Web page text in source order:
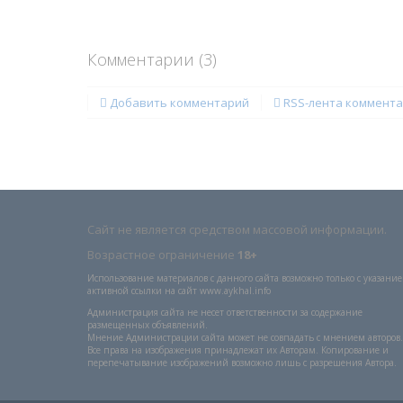
Комментарии (3)
Добавить комментарий RSS-лента
Сайт не является средством массовой информации.
Возрастное ограничение 18+
Использование материалов с данного сайта возможно только с
активной ссылки на сайт www.aykhal.info
Администрация сайта не несет ответственности за содержание
размещенных объявлений.
Мнение Администрации сайта может не совпадать с мнением авторов.
Все права на изображения принадлежат их Авторам. Копирование и
перепечатывание изображений возможно лишь с разрешения Автора.